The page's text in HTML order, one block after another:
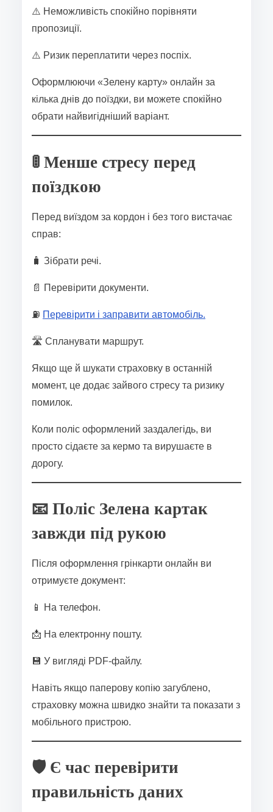
⚠️ Неможливість спокійно порівняти
пропозиції.
⚠️ Ризик переплатити через поспіх.
Оформлюючи «Зелену карту» онлайн за
кілька днів до поїздки, ви можете спокійно
обрати найвигідніший варіант.
🚦 Менше стресу перед
поїздкою
Перед виїздом за кордон і без того вистачає
справ:
🧳 Зібрати речі.
📄 Перевірити документи.
⛽ Перевірити і заправити автомобіль.
🛣️ Спланувати маршрут.
Якщо ще й шукати страховку в останній
момент, це додає зайвого стресу та ризику
помилок.
Коли поліс оформлений заздалегідь, ви
просто сідаєте за кермо та вирушаєте в
дорогу.
📧 Поліс Зелена картак
завжди під рукою
Після оформлення грінкарти онлайн ви
отримуєте документ:
📱 На телефон.
📩 На електронну пошту.
💾 У вигляді PDF-файлу.
Навіть якщо паперову копію загублено,
страховку можна швидко знайти та показати з
мобільного пристрою.
🛡️ Є час перевірити
правильність даних